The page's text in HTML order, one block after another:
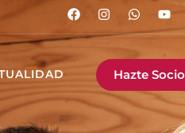
Hazte Socio